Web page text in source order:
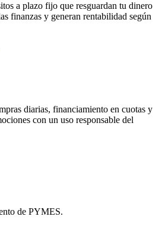
a plazo fijo que resguardan tu dinero
finanzas y generan rentabilidad según
diarias, financiamiento en cuotas y
con un uso responsable del
de PYMES.